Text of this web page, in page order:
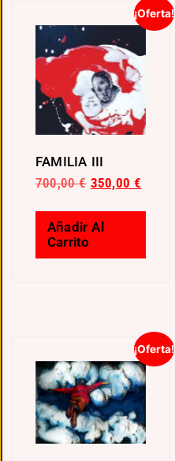
¡Oferta!
FAMILIA III
700,00€ 350,00€
Añadir Al
Carrito
¡Oferta!